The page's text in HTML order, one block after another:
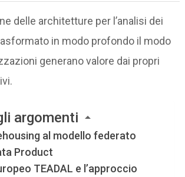
delle architetture per l’analisi dei
in modo profondo il modo
generano valore dai propri
argomenti
al modello federato
Product
TEADAL e l’approccio